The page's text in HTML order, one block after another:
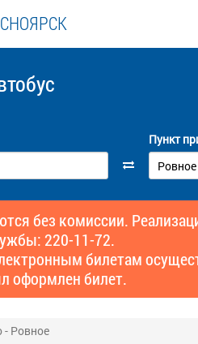
Пункт
без комиссии.
220-11-72.
билетам
оформлен билет.
- Ровное